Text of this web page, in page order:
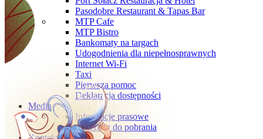
Pasodobre Restaurant & Tapas Bar
MTP Cafe
MTP Bistro
Bankomaty na targach
Udogodnienia dla niepełnosprawnych
Internet Wi-Fi
Taxi
Pierwsza pomoc
Deklaracja dostępności
Media
Informacje prasowe
Materiały do pobrania